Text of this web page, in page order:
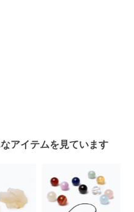
アイテムを見ています